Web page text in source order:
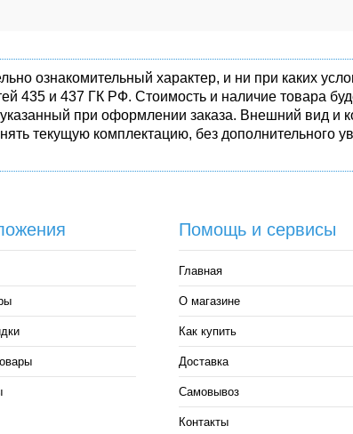
ознакомительный характер, и ни при каких
435 и 437 ГК РФ. Стоимость и наличие товара
при оформлении заказа. Внешний вид и
текущую комплектацию, без
Помощь и сервисы
Главная
О магазине
Как купить
Доставка
Самовывоз
Контакты